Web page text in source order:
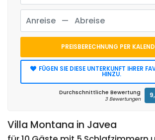
Villa Montana in Javea
PREISBERECHNUNG PER
FÜGEN SIE DIESE UNTERKUNFT IHRER
HINZU.
Durchschnittliche Bewertung
3 Bewertungen